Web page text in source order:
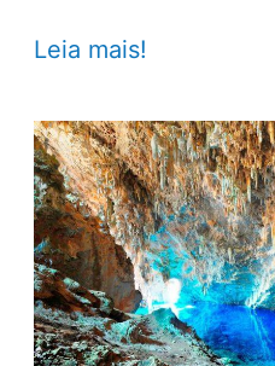
Viajando
descubra
as
principais
dicas
da
região
Leia mais!